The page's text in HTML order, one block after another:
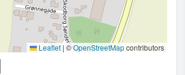
Leaflet | ©OpenStreetMapcontributors